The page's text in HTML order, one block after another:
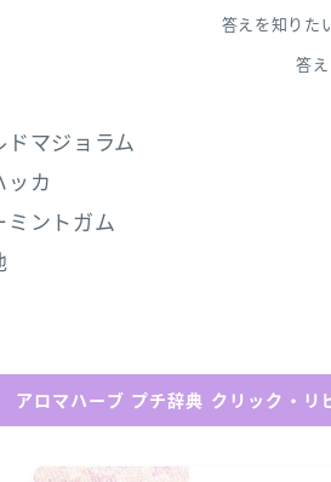
答えを知りた
答
マジョラム
カ
ントガム
アロマハーブ プチ辞典 クリック・